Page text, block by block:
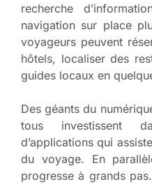
recherche
navigation sur place
voyageurs peuvent
hôtels, localiser des
guides locaux en
Des géants du
tous investissent
d’applications qui
du voyage. En
progresse à grands